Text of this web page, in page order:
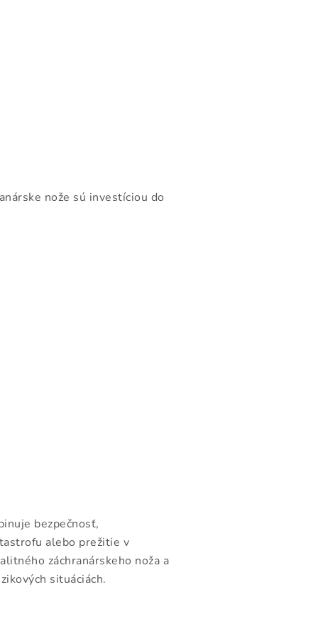
nože sú investíciou do
bezpečnosť,
alebo prežitie v
záchranárskeho noža a
situáciách.